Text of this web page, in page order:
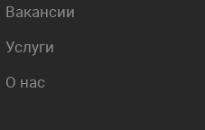
Вакансии
Услуги
О нас